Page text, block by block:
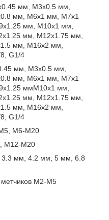
мм, M3x0.5 мм,
мм, M6x1 мм, M7x1
мм, M10x1 мм,
мм, M12x1.75 мм,
мм, M16x2 мм,
G1/4
мм, M3x0.5 мм,
мм, M6x1 мм, M7x1
ммM10x1 мм,
мм, M12x1.75 мм,
мм, M16x2 мм,
G1/4
M6-M20
M12-M20
3.3 мм, 4.2 мм, 5 мм, 6.8
метчиков М2-М5